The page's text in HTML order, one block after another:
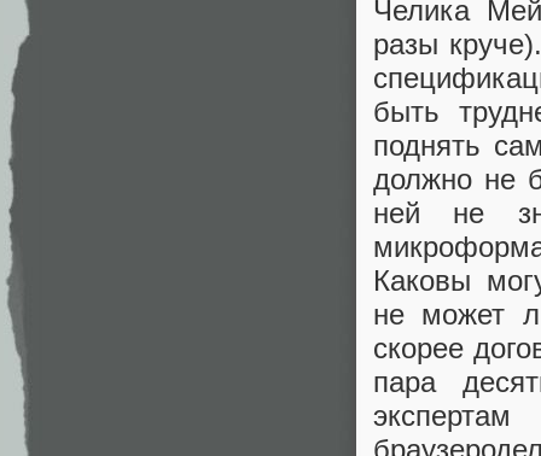
Челика
разы
быть
поднять
должно не
ней не
Каковы
не может
скорее
пара